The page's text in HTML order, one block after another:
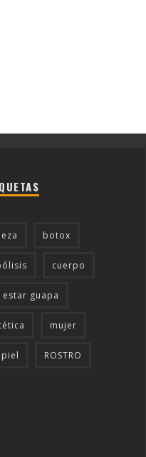
botox
cuerpo
estar guapa
mujer
piel ROSTRO